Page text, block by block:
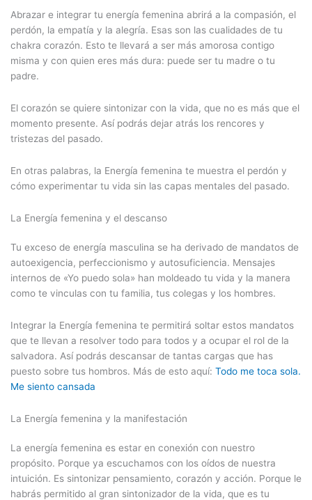
Abrazar e integrar tu energía femenina abrirá a la compasión, el
perdón, la empatía y la alegría. Esas son las cualidades de tu
chakra corazón. Esto te llevará a ser más amorosa contigo
misma y con quien eres más dura: puede ser tu madre o tu
padre.
El corazón se quiere sintonizar con la vida, que no es más que el
momento presente. Así podrás dejar atrás los rencores y
tristezas del pasado.
En otras palabras, la Energía femenina te muestra el perdón y
cómo experimentar tu vida sin las capas mentales del pasado.
La Energía femenina y el descanso
Tu exceso de energía masculina se ha derivado de mandatos de
autoexigencia, perfeccionismo y autosuficiencia. Mensajes
internos de «Yo puedo sola» han moldeado tu vida y la manera
como te vinculas con tu familia, tus colegas y los hombres.
Integrar la Energía femenina te permitirá soltar estos mandatos
que te llevan a resolver todo para todos y a ocupar el rol de la
salvadora. Así podrás descansar de tantas cargas que has
puesto sobre tus hombros. Más de esto aquí: Todo me toca sola.
Me siento cansada
La Energía femenina y la manifestación
La energía femenina es estar en conexión con nuestro
propósito. Porque ya escuchamos con los oídos de nuestra
intuición. Es sintonizar pensamiento, corazón y acción. Porque le
habrás permitido al gran sintonizador de la vida, que es tu